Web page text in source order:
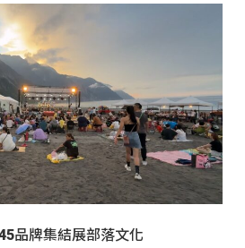
品牌集結展部落文化